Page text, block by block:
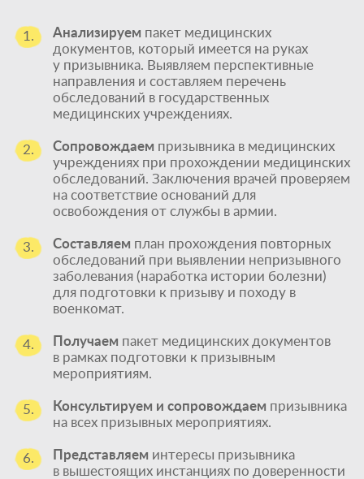
1. Анализируем пакет медицинских
документов, который имеется на руках
у призывника. Выявляем перспективные
направления и составляем перечень
обследований в государственных
медицинских учреждениях.
2. Сопровождаем призывника в медицинских
учреждениях при прохождении медицинских
обследований. Заключения врачей проверяем
на соответствие оснований для
освобождения от службы в армии.
3. Составляем план прохождения повторных
обследований при выявлении непризывного
заболевания (наработка истории болезни)
для подготовки к призыву и походу в
военкомат.
4. Получаем пакет медицинских документов
в рамках подготовки к призывным
мероприятиям.
5. Консультируем и сопровождаем призывника
на всех призывных мероприятиях.
6. Представляем интересы призывника
в вышестоящих инстанциях по доверенности